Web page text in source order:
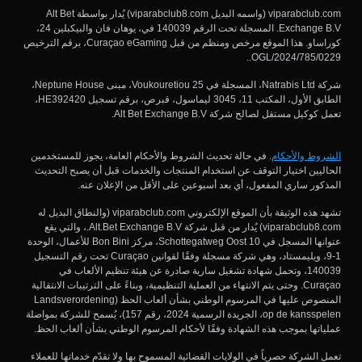
viparabclub.com (واسمه البديل viparabclub8.com) يُدار بواسطة Alt Bet
Exchange B.V. المسجلة تحت الرقم 140039 في، يوهان فان والبيكبلين 24،
كوراساو. هذا الموقع مرخص ومنظم من قبل Curaçao eGaming، برقم الترخيص
OGL/2024/785/0229..
شركة Natrabis Ltd، المسجلة في Voukouretiou 25، مبنى Neptune House،
الطابق الأول، المكتب 11، 3045 ليماسول، قبرص، برقم تسجيل HE392420،
تعمل كوكيل مستقل لصالح شركة Alt Bet Exchange B.V.
الشروط والأحكام. في حالة تحديث الشروط والأحكام العامة، يجوز للمستخدمين
الحاليين اختيار التوقف عن استخدام المنتجات والخدمات قبل أن يصبح التحديث
المذكور ساري المفعول، أي بعد أسبوعين على الأقل من الإعلان عنه.
تشهد هذه الوثيقة بأن الموقع الإلكتروني viparabclub.com (والنطاق البديل له
viparabclub8.com) يُدار من قبل شركة Alt.Bet Exchange B.V.، والتي يقع
عنوانها المسجل في Schottegatweg Oost 10، مركز Bon Bini للأعمال، الوحدة
1-9، ويليمستاد، وهي شركة مسجلة وفقًا لقوانين Curaçao تحت رقم التسجيل
140039، وتحمل شهادة تشغيل سارية صادرة عن هيئة تنظيم الألعاب في
Curaçao. وحتى يتم الانتهاء من العملية التنظيمية، وبناءً على الترتيبات الانتقالية
المنصوص عليها في المرسوم الوطني بشأن ألعاب الحظ (Landsverordening
op de kansspelen، الجريدة الرسمية 2024، رقم 157)، يُسمح للشركة بمواصلة
عملياتها بموجب هذه الشهادة وفقًا لأحكام المرسوم الوطني بشأن ألعاب الحظ.
تعمل الشركة حصرياً في الولايات القضائية المسموح بها ولا تقدّم خدماتها للعملاء